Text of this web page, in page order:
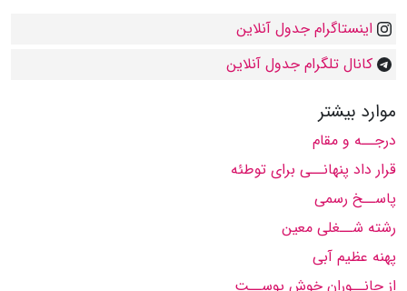
اینستاگرام جدول آنلاین
کانال تلگرام جدول آنلاین
موارد بیشتر
درجــه و مقام
قرار داد پنهانــی برای توطئه
پاســخ رسمی
رشته شــغلی معین
پهنه عظیم آبی
از جانــوران خوش پوســت